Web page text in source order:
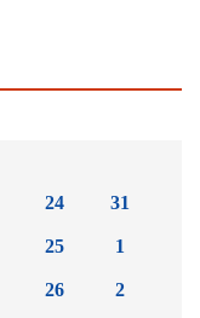
24
25
26
31
1
2